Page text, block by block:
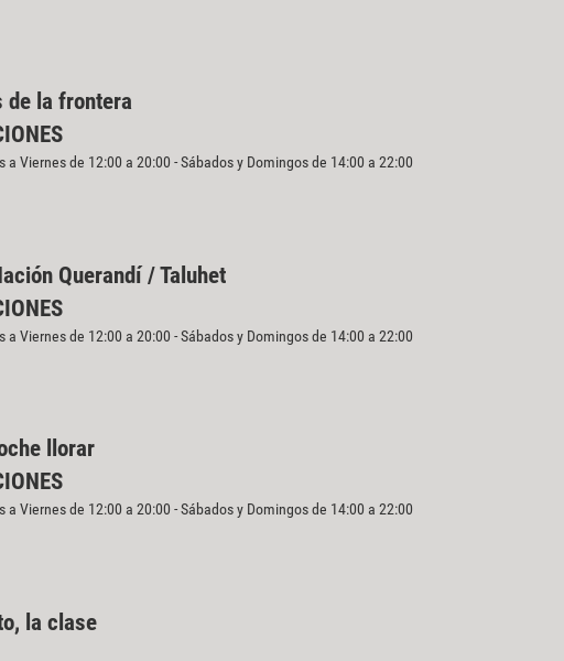
de la frontera
a Viernes de 12:00 a 20:00 - Sábados y Domingos de 14:00 a 22:00
Querandí / Taluhet
a Viernes de 12:00 a 20:00 - Sábados y Domingos de 14:00 a 22:00
llorar
a Viernes de 12:00 a 20:00 - Sábados y Domingos de 14:00 a 22:00
la clase